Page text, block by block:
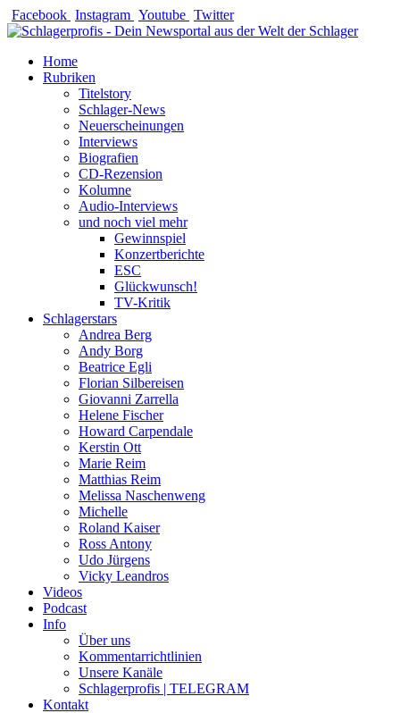
Zum
Inhalt
Facebook Instagram Youtube Twitter
Home
Rubriken
Titelstory
Schlager-News
Neuerscheinungen
Interviews
Biografien
CD-Rezension
Kolumne
Audio-Interviews
und noch viel mehr
Gewinnspiel
Konzertberichte
ESC
Glückwunsch!
TV-Kritik
Schlagerstars
Andrea Berg
Andy Borg
Beatrice Egli
Florian Silbereisen
Giovanni Zarrella
Helene Fischer
Howard Carpendale
Kerstin Ott
Marie Reim
Matthias Reim
Melissa Naschenweng
Michelle
Roland Kaiser
Ross Antony
Udo Jürgens
Vicky Leandros
Videos
Podcast
Info
Über uns
Kommentarrichtlinien
Unsere Kanäle
Schlagerprofis | TELEGRAM
Kontakt